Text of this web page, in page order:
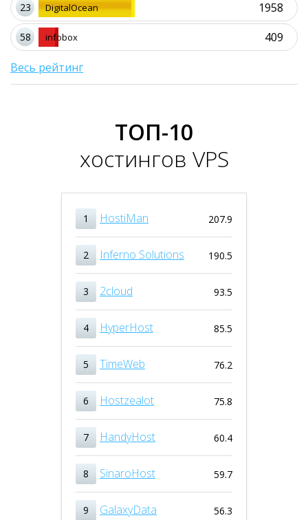
23 1958
DigitalOcean
58 409
infobox
Весь рейтинг
ТОП-10
хостингов VPS
207.9
1 HostiMan
190.5
2 Inferno Solutions
93.5
3 2cloud
85.5
4 HyperHost
76.2
5 TimeWeb
75.8
6 Hostzealot
60.4
7 HandyHost
59.7
8 SinaroHost
56.3
9 GalaxyData